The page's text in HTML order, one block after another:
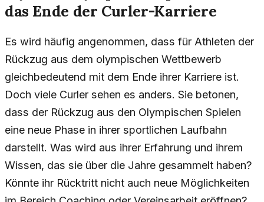
das Ende der Curler-Karriere
Es wird häufig angenommen, dass für Athleten der
Rückzug aus dem olympischen Wettbewerb
gleichbedeutend mit dem Ende ihrer Karriere ist.
Doch viele Curler sehen es anders. Sie betonen,
dass der Rückzug aus den Olympischen Spielen
eine neue Phase in ihrer sportlichen Laufbahn
darstellt. Was wird aus ihrer Erfahrung und ihrem
Wissen, das sie über die Jahre gesammelt haben?
Könnte ihr Rücktritt nicht auch neue Möglichkeiten